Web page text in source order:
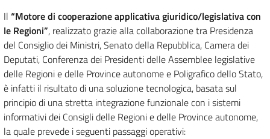
Il “Motore di cooperazione applicativa giuridico/legislativa con
le Regioni”, realizzato grazie alla collaborazione tra Presidenza
del Consiglio dei Ministri, Senato della Repubblica, Camera dei
Deputati, Conferenza dei Presidenti delle Assemblee legislative
delle Regioni e delle Province autonome e Poligrafico dello Stato,
è infatti il risultato di una soluzione tecnologica, basata sul
principio di una stretta integrazione funzionale con i sistemi
informativi dei Consigli delle Regioni e delle Province autonome,
la quale prevede i seguenti passaggi operativi: